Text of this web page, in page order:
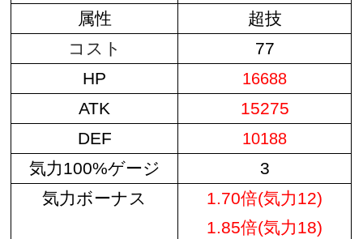
属性
超技
コスト
77
HP
16688
ATK
15275
DEF
10188
気力100%ゲージ
3
気力ボーナス
1.70倍(気力12)
1.85倍(気力18)